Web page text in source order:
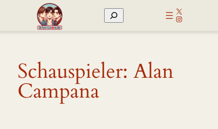
Suchen
X
Instagram
Schauspieler: Alan
Campana